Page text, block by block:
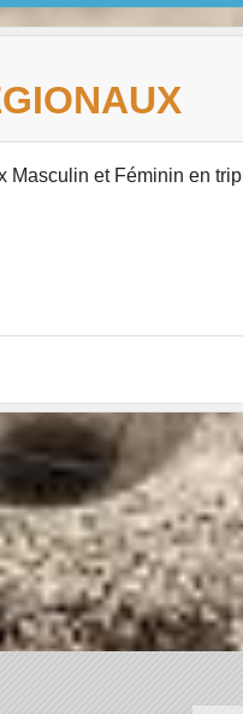
Masculin et Féminin en